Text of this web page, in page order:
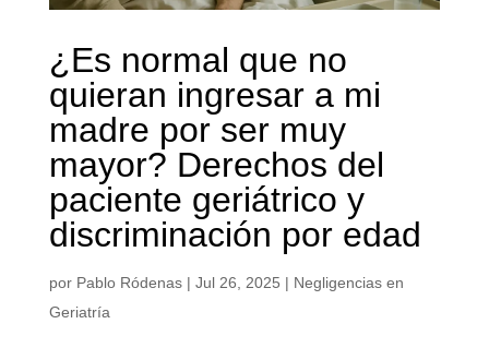
¿Es normal que no
quieran ingresar a mi
madre por ser muy
mayor? Derechos del
paciente geriátrico y
discriminación por edad
por Pablo Ródenas| Jul 26, 2025 | Negligencias en
Geriatría